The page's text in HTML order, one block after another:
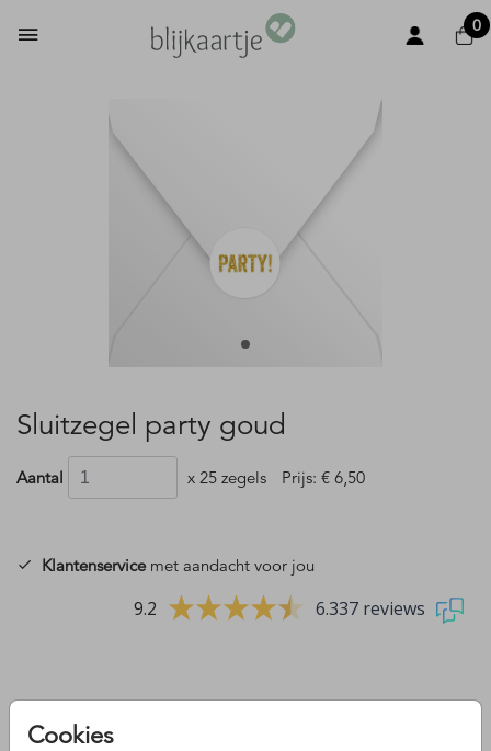
0
Cookies
Sluitzegel party goud
Aantal x 25 zegels Prijs: € 6,50
Klantenservicemet aandacht voor jou
9.2 6.337 reviews
OMSCHRIJVING